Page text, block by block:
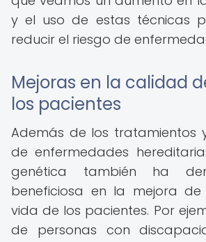
y el uso de estas técnicas
reducir el riesgo de
Mejoras en la calidad
los pacientes
Además de los tratamientos
de enfermedades
genética también ha
beneficiosa en la mejora
vida de los pacientes. Por
de personas con